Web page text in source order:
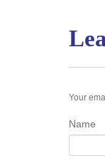
Your
Name